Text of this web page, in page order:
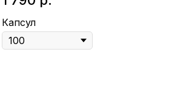
Капсул